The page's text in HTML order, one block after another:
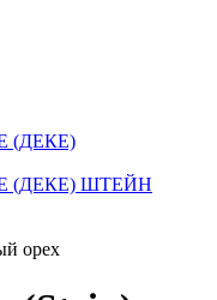
(ДЕКЕ)
(ДЕКЕ) ШТЕЙН
орех